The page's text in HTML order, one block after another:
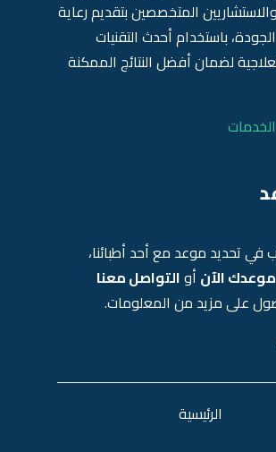
المتخصصين بتقديم رعاية
باستخدام أحدث التقنيات
لضمان أفضل النتائج الممكنة
في تحديد موعد مع أحد أطبائنا،
الآن أوالتواصل معنا
على مزيد من المعلومات.
الرئيسية